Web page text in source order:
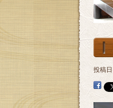
投稿日